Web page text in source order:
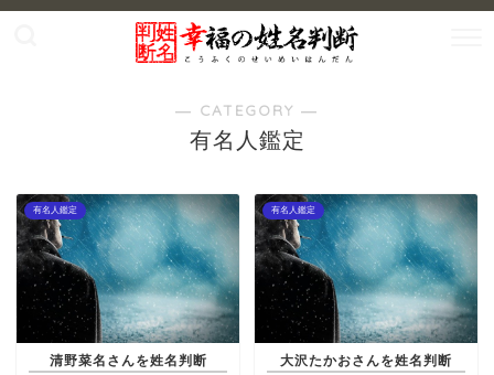
― CATEGORY ―
有名人鑑定
有名人鑑定
清野菜名さんを姓名判断
有名人鑑定
大沢たかおさんを姓名判断